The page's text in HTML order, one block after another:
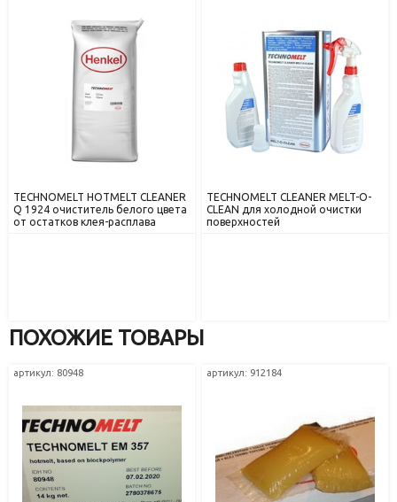
TECHNOMELT HOTMELT CLEANER
Q 1924 очиститель белого цвета
от остатков клея-расплава
TECHNOMELT CLEANER MELT-O-
CLEAN для холодной очистки
поверхностей
ПОХОЖИЕ ТОВАРЫ
артикул: 80948 артикул: 912184